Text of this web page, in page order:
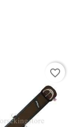
favorite_border